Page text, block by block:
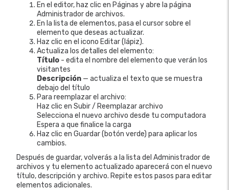
En el editor, haz clic en Páginas y abre la página
Administrador de archivos.
En la lista de elementos, pasa el cursor sobre el
elemento que deseas actualizar.
Haz clic en el icono Editar (lápiz).
Actualiza los detalles del elemento:
Título - edita el nombre del elemento que verán los
visitantes
Descripción — actualiza el texto que se muestra
debajo del título
Para reemplazar el archivo:
Haz clic en Subir / Reemplazar archivo
Selecciona el nuevo archivo desde tu computadora
Espera a que finalice la carga
Haz clic en Guardar (botón verde) para aplicar los
cambios.
Después de guardar, volverás a la lista del Administrador de
archivos y tu elemento actualizado aparecerá con el nuevo
título, descripción y archivo. Repite estos pasos para editar
elementos adicionales.